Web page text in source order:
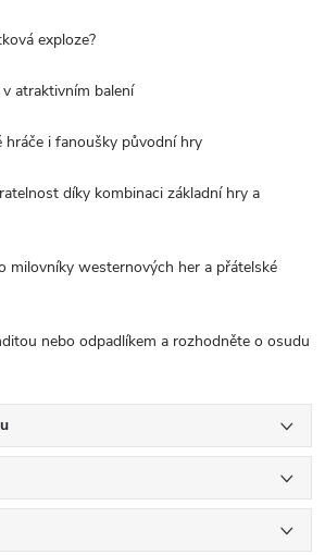
exploze?
atraktivním balení
hráče i fanoušky původní hry
díky kombinaci základní hry a
milovníky westernových her a přátelské
nebo odpadlíkem a rozhodněte o osudu